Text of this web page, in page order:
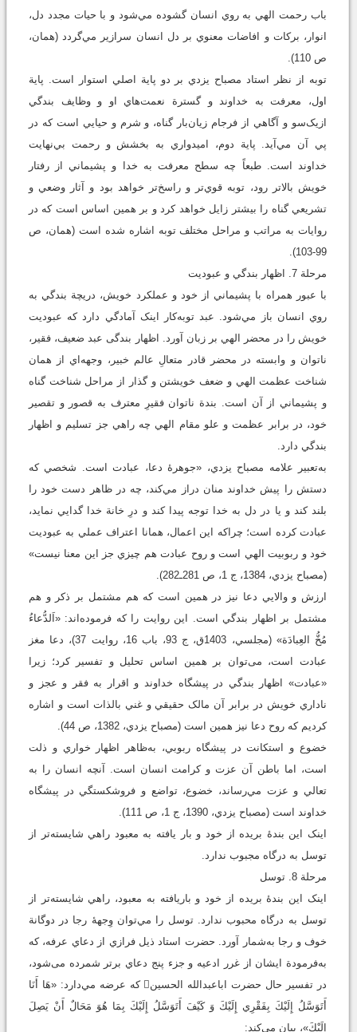
باب رحمت الهي به روي انسان گشوده مي‌شود و با حيات مجدد دل،
انوار، برکات و افاضات معنوي بر دل انسان سرازير مي‌گردد (همان،
ص 110).
توبه از نظر استاد مصباح يزدي بر دو پاية اصلي استوار است. پاية
اول، معرفت به خداوند و گسترة نعمت‌هاي او و وظايف بندگي
ازيک‌سو و آگاهي از فرجام زيان‌بار گناه، و شرم و حيايي است که در
پي آن مي‌آيد. پاية دوم، اميدواري به بخشش و رحمت بي‌نهايت
خداوند است. طبعاً چه سطح معرفت به خدا و پشيماني از رفتار
خويش بالاتر رود، توبه قوي‌تر و راسخ‌تر خواهد بود و آثار وضعي و
تشريعي گناه را بيشتر زايل خواهد کرد و بر همين اساس است که در
روايات به مراتب و مراحل مختلف توبه اشاره شده است (همان، ص
99-103).
مرحلة 7. اظهار بندگي و عبوديت
با عبور همراه با پشيماني از خود و عملکرد خویش، دريچة بندگي به
روي انسان باز مي‌شود. عبد توبه‌کار اينک آمادگي دارد که عبوديت
خويش را در محضر الهي بر زبان آورد. اظهار بندگی عبد ضعيف، فقير،
ناتوان و وابسته در محضر قادر متعالِ عالم خبير، وجهه‌اي از همان
شناخت عظمت الهي و ضعف خويشتن و گذار از مراحل شناخت گناه
و پشيماني از آن است. بندة ناتوان فقيرِ معترف به قصور و تقصير
خود، در برابر عظمت و علو مقام الهي چه راهي جز تسليم و اظهار
بندگي دارد.
به‌تعبير علامه مصباح يزدي، «جوهرۀ دعا، عبادت است. شخصي که
دستش را پيش خداوند منان دراز مي‌کند، چه در ظاهر دست خود را
بلند کند و يا در دل به خدا توجه پيدا کند و درِ خانة خدا گدايي نمايد،
عبادت کرده است؛ چراکه اين اعمال، همانا اعتراف عملي به عبوديت
خود و ربوبيت الهي است و روح عبادت هم چيزي جز اين معنا نيست»
(مصباح يزدي، 1384، ج 1، ص 281ـ282).
ارزش و والايي دعا نيز در همين است که هم مشتمل بر ذکر و هم
مشتمل بر اظهار بندگي است. اين روایت را که فرموده‌اند: «اَلدُّعاءُ
مُخُّ العِبادَة» (مجلسي، 1403ق، ج 93، باب 16، روايت 37)، دعا مغز
عبادت است، می‌توان بر همین اساس تحليل و تفسير کرد؛ زيرا
«عبادت» اظهار بندگي در پيشگاه خداوند و اقرار به فقر و عجز و
ناداري خويش در برابر آن مالک حقيقي و غني بالذات است و اشاره
کرديم که روح دعا نيز همين است (مصباح يزدي، 1382، ص 44).
خضوع و استکانت در پيشگاه ربوبي، به‌ظاهر اظهار خواري و ذلت
است، اما باطن آن عزت و کرامت انسان است. آنچه انسان را به
تعالي و عزت مي‌رساند، خضوع، تواضع و فروشکستگي در پيشگاه
خداوند است (مصباح يزدي، 1390، ج 1، ص 111).
اينک اين بندۀ بريده از خود و بار يافته به معبود راهي شايسته‌تر از
توسل به درگاه مجبوب ندارد.
مرحلة 8. توسل
اينک اين بندۀ بريده از خود و باريافته به معبود، راهي شايسته‌تر از
توسل به درگاه محبوب ندارد. توسل را مي‌توان وِجهۀ رجا در دوگانة
خوف و رجا به‌شمار ‌آورد. حضرت استاد ذيل فرازي از دعاي عرفه، که
به‌فرمودة ایشان از غرر ادعيه و جزء پنج دعاي برتر شمرده می‌شود،
در تفسير حال حضرت اباعبدالله الحسين که عرضه مي‌دارد: «هَا أَنَا
أَتَوَسَّلُ إِلَيْكَ بِفَقْرِي إِلَيْكَ وَ كَيْفَ أَتَوَسَّلُ إِلَيْكَ بِمَا هُوَ مَحَالٌ أَنْ يَصِلَ
إِلَيْكَ»، بيان مي‌کند: